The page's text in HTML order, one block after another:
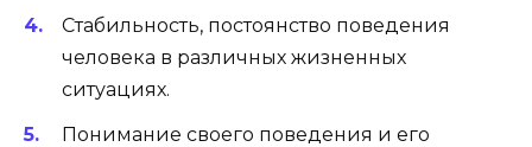
Стабильность, постоянство поведения
человека в различных жизненных
ситуациях.
Понимание своего поведения и его